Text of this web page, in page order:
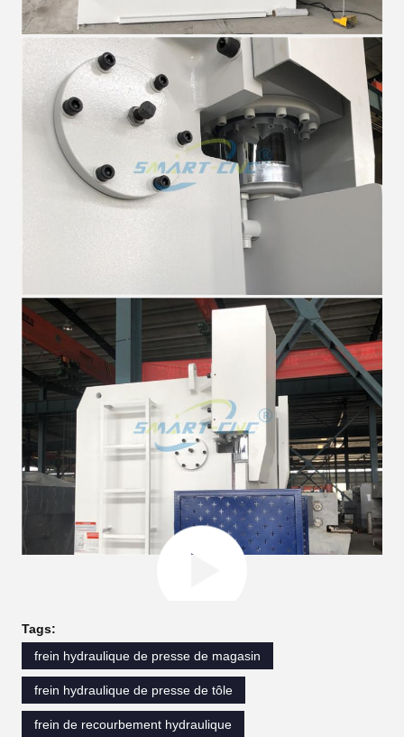
Tags:
frein hydraulique de presse de magasin
frein hydraulique de presse de tôle
frein de recourbement hydraulique